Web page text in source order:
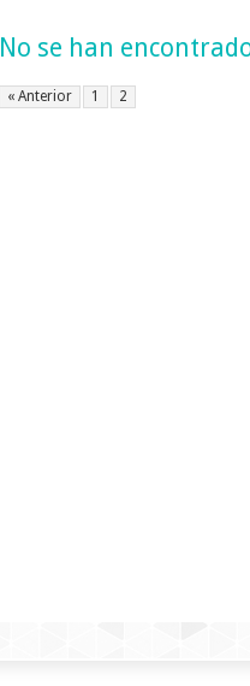
No se han
« Anterior 1 2